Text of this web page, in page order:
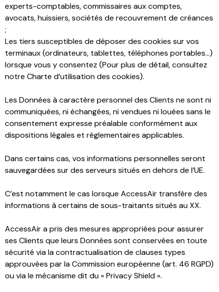
experts-comptables, commissaires aux comptes,
avocats, huissiers, sociétés de recouvrement de créances
;
Les tiers susceptibles de déposer des cookies sur vos
terminaux (ordinateurs, tablettes, téléphones portables…)
lorsque vous y consentez (Pour plus de détail, consultez
notre Charte d’utilisation des cookies).
Les Données à caractère personnel des Clients ne sont ni
communiquées, ni échangées, ni vendues ni louées sans le
consentement expresse préalable conformément aux
dispositions légales et réglementaires applicables.
Dans certains cas, vos informations personnelles seront
sauvegardées sur des serveurs situés en dehors de l’UE.
C’est notamment le cas lorsque AccessAir transfère des
informations à certains de sous-traitants situés au XX.
AccessAir a pris des mesures appropriées pour assurer
ses Clients que leurs Données sont conservées en toute
sécurité via la contractualisation de clauses types
approuvées par la Commission européenne (art. 46 RGPD)
ou via le mécanisme dit du « Privacy Shield ».